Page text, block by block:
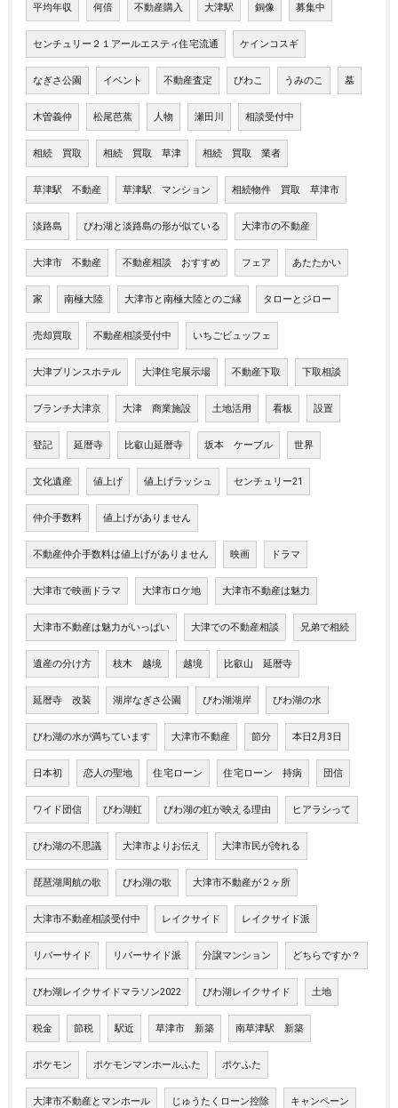
平均年収 何倍 不動産購入 大津駅 銅像 募集中
センチュリー２１アールエスティ住宅流通 ケインコスギ
なぎさ公園 イベント 不動産査定 びわこ うみのこ 墓
木曽義仲 松尾芭蕉 人物 瀬田川 相談受付中
相続 買取 相続 買取 草津 相続 買取 業者
草津駅 不動産 草津駅 マンション 相続物件 買取 草津市
淡路島 びわ湖と淡路島の形が似ている 大津市の不動産
大津市 不動産 不動産相談 おすすめ フェア あたたかい
家 南極大陸 大津市と南極大陸とのご縁 タローとジロー
売却買取 不動産相談受付中 いちごビュッフェ
大津プリンスホテル 大津住宅展示場 不動産下取 下取相談
ブランチ大津京 大津 商業施設 土地活用 看板 設置
登記 延暦寺 比叡山延暦寺 坂本 ケーブル 世界
文化遺産 値上げ 値上げラッシュ センチュリー21
仲介手数料 値上げがありません
不動産仲介手数料は値上げがありません 映画 ドラマ
大津市で映画ドラマ 大津市ロケ地 大津市不動産は魅力
大津市不動産は魅力がいっぱい 大津での不動産相談 兄弟で相続
遺産の分け方 枝木 越境 越境 比叡山 延暦寺
延暦寺 改装 湖岸なぎさ公園 びわ湖湖岸 びわ湖の水
びわ湖の水が満ちています 大津市不動産 節分 本日2月3日
日本初 恋人の聖地 住宅ローン 住宅ローン 持病 団信
ワイド団信 びわ湖虹 びわ湖の虹が映える理由 ヒアラシって
びわ湖の不思議 大津市よりお伝え 大津市民が誇れる
琵琶湖周航の歌 びわ湖の歌 大津市不動産が２ヶ所
大津市不動産相談受付中 レイクサイド レイクサイド派
リバーサイド リバーサイド派 分譲マンション どちらですか？
びわ湖レイクサイドマラソン2022 びわ湖レイクサイド 土地
税金 節税 駅近 草津市 新築 南草津駅 新築
ポケモン ポケモンマンホールふた ポケふた
大津市不動産とマンホール じゅうたくローン控除 キャンペーン